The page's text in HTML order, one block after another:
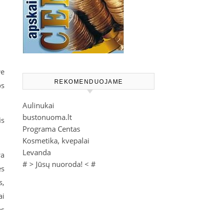
REKOMENDUOJAME
Aulinukai
bustonuoma.lt
Programa Centas
Kosmetika, kvepalai
Levanda
# > Jūsų nuoroda! < #